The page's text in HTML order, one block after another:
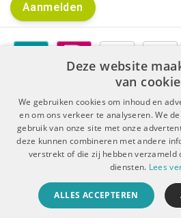
Aanmelden
Algemene voorwaarden |
Sitemap | RSS
© Copyright 2026 - De Boer Dental |
Beoordeling opKiyOhvoor De Boer
Deze website
van
We gebruiken cookies om inhoud en
en om ons verkeer te analyseren. We
gebruik van onze site met onze
deze kunnen combineren met andere
verstrekt of die zij hebben verzameld
diensten. Lees
ALLES ACCEPTEREN